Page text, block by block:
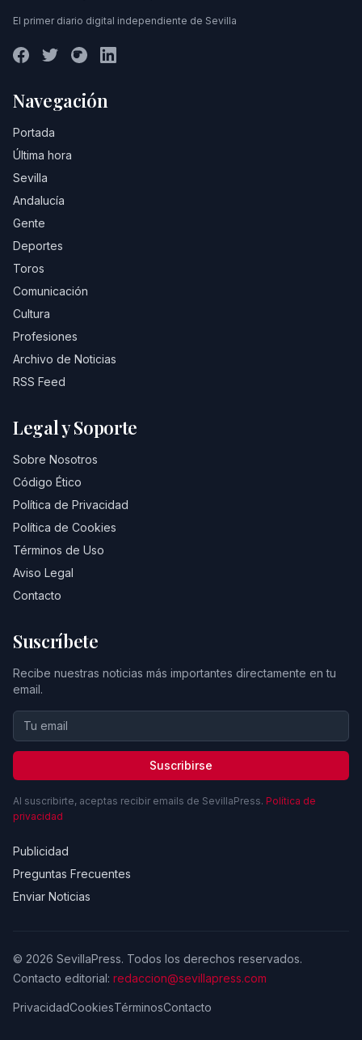
El primer diario digital independiente de Sevilla
Navegación
Portada
Última hora
Sevilla
Andalucía
Gente
Deportes
Toros
Comunicación
Cultura
Profesiones
Archivo de Noticias
RSS Feed
Legal y Soporte
Sobre Nosotros
Código Ético
Política de Privacidad
Política de Cookies
Términos de Uso
Aviso Legal
Contacto
Suscríbete
Recibe nuestras noticias más importantes directamente en tu
email.
Suscribirse
Al suscribirte, aceptas recibir emails de SevillaPress. Política de
privacidad
Publicidad
Preguntas Frecuentes
Enviar Noticias
© 2026 SevillaPress. Todos los derechos reservados.
Contacto editorial: redaccion@sevillapress.com
PrivacidadCookiesTérminosContacto